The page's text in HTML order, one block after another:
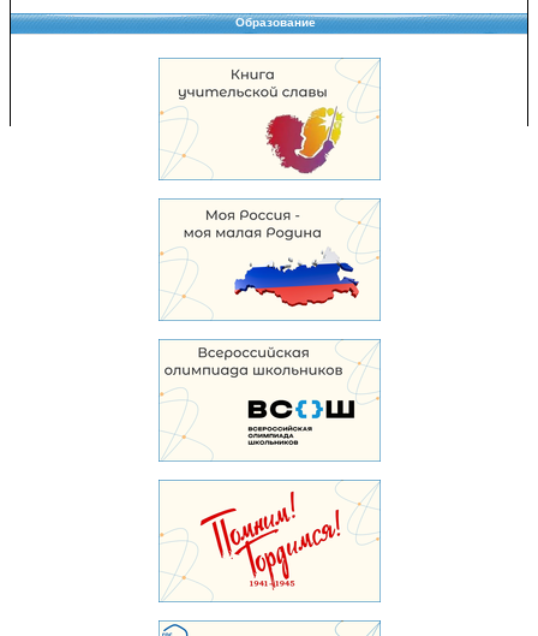
Образование
Copyright © 2008-2026 Управление образования
Перепечатка и использование материалов возможны только с разрешения
Управления образования.
103,930,441 уникальных посетителей